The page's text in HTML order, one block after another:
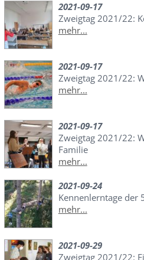
2021-09-17
Zweigtag 2021/22:
mehr...
2021-09-17
Zweigtag 2021/22:
mehr...
2021-09-17
Zweigtag 2021/22:
Familie
mehr...
2021-09-24
Kennenlerntage der
mehr...
2021-09-29
Zweigtag 2021/22: